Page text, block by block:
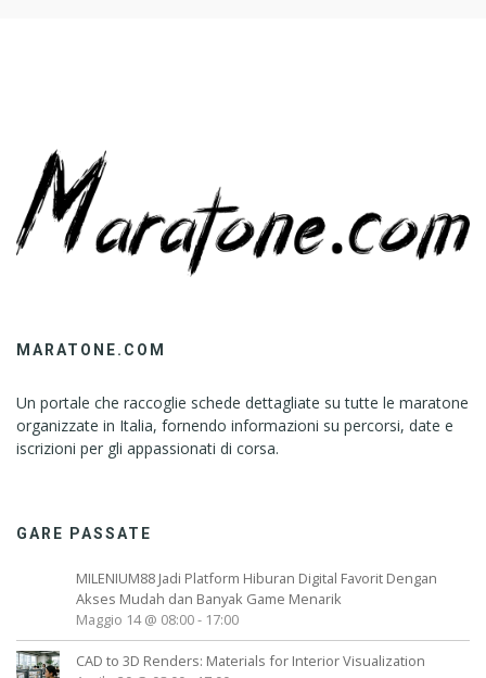
o
n
MARATONE.COM
Un portale che raccoglie schede dettagliate su tutte le maratone
organizzate in Italia, fornendo informazioni su percorsi, date e
iscrizioni per gli appassionati di corsa.
GARE PASSATE
MILENIUM88 Jadi Platform Hiburan Digital Favorit Dengan
Akses Mudah dan Banyak Game Menarik
Maggio 14 @ 08:00- 17:00
CAD to 3D Renders: Materials for Interior Visualization